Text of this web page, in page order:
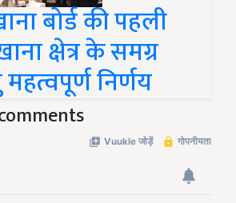
बोर्ड की पहली
क्षेत्र के समग्र
निर्णय